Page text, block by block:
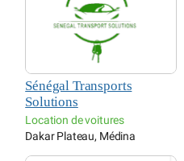
Sénégal Transports
Solutions
Location de voitures
Dakar Plateau, Médina